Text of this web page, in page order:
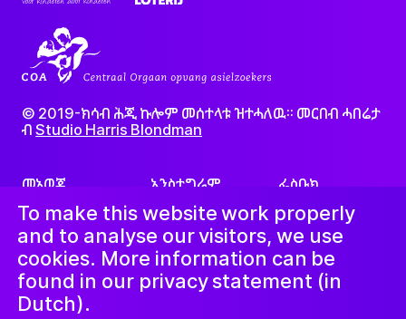
To make this website work properly
and to analyse our visitors, we use
cookies. More information can be
found in our privacy statement (in
Dutch).
መኣወጂ ኢንስታግራም
ፌስቡክ
LinkedIn
ጋዜጣ
© 2019-ክሳብ ሕጂ ኩሎም መሰተላቱ ዝተሓለዉ፡፡ መርበብ ሓበሬታ
ብStudio Harris Blondman